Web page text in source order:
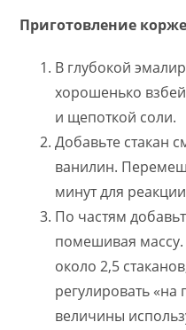
Приготовление
В глубокой
хорошенько
и щепоткой соли.
Добавьте стакан
ванилин.
минут для
По частям
помешивая
около 2,5
регулировать «на
величины